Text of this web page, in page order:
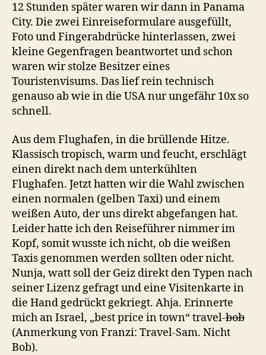
12 Stunden später waren wir dann in Panama
City. Die zwei Einreiseformulare ausgefüllt,
Foto und Fingerabdrücke hinterlassen, zwei
kleine Gegenfragen beantwortet und schon
waren wir stolze Besitzer eines
Touristenvisums. Das lief rein technisch
genauso ab wie in die USA nur ungefähr 10x so
schnell.
Aus dem Flughafen, in die brüllende Hitze.
Klassisch tropisch, warm und feucht, erschlägt
einen direkt nach dem unterkühlten
Flughafen. Jetzt hatten wir die Wahl zwischen
einen normalen (gelben Taxi) und einem
weißen Auto, der uns direkt abgefangen hat.
Leider hatte ich den Reiseführer nimmer im
Kopf, somit wusste ich nicht, ob die weißen
Taxis genommen werden sollten oder nicht.
Nunja, watt soll der Geiz direkt den Typen nach
seiner Lizenz gefragt und eine Visitenkarte in
die Hand gedrückt gekriegt. Ahja. Erinnerte
mich an Israel, „best price in town“ travel-bob
(Anmerkung von Franzi: Travel-Sam. Nicht
Bob).